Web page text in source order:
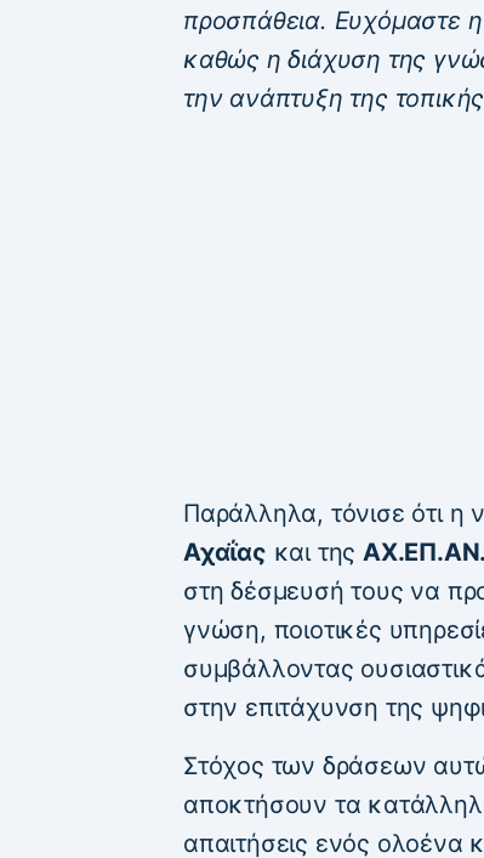
προσπάθεια. Ευχόμαστε
καθώς η διάχυση της
την ανάπτυξη της
Παράλληλα, τόνισε ότι η
Αχαΐας και της ΑΧ.ΕΠ.ΑΝ.
στη δέσμευσή τους να
γνώση, ποιοτικές
συμβάλλοντας
στην επιτάχυνση της
Στόχος των δράσεων
αποκτήσουν τα
απαιτήσεις ενός ολοένα